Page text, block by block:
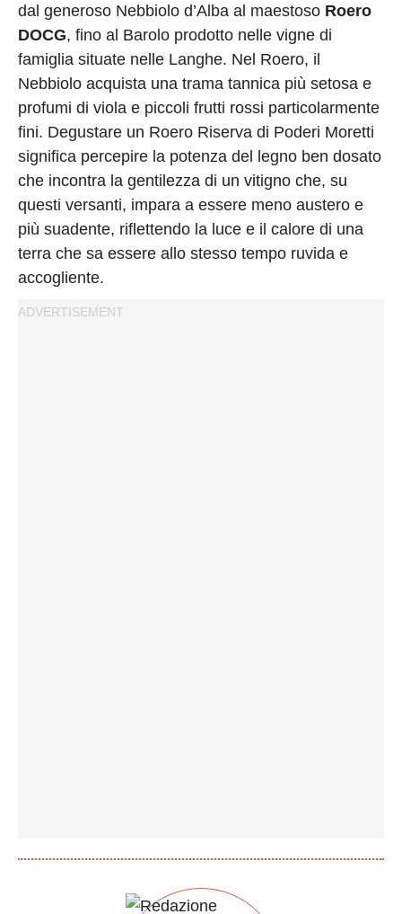
dal generoso Nebbiolo d’Alba al maestoso Roero
DOCG, fino al Barolo prodotto nelle vigne di
famiglia situate nelle Langhe. Nel Roero, il
Nebbiolo acquista una trama tannica più setosa e
profumi di viola e piccoli frutti rossi particolarmente
fini. Degustare un Roero Riserva di Poderi Moretti
significa percepire la potenza del legno ben dosato
che incontra la gentilezza di un vitigno che, su
questi versanti, impara a essere meno austero e
più suadente, riflettendo la luce e il calore di una
terra che sa essere allo stesso tempo ruvida e
accogliente.